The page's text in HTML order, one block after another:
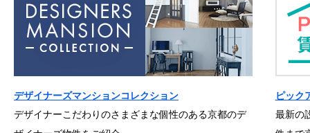
デザイナーズマンションコレクション
デザイナーこだわりのさまざまな個性のある京都のデ
ピック
最新の